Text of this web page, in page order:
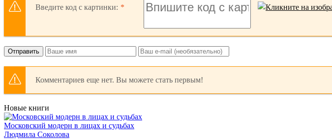
Введите код с картинки:
Отправить
Комментариев еще нет. Вы можете стать первым!
Новые книги
Московский модерн в лицах и судьбах
Людмила Соколова